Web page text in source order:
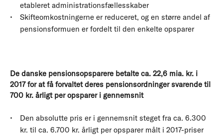
etableret administrationsfællesskaber
Skifteomkostningerne er reduceret, og en større andel af
pensionsformuen er fordelt til den enkelte opsparer
De danske pensionsopsparere betalte ca. 22,6 mia. kr. i
2017 for at få forvaltet deres pensionsordningersvarende til
700 kr. årligt per opsparer i gennemsnit
Den absolutte pris er i gennemsnit steget fra ca. 6.300
kr. til ca. 6.700 kr. årligt per opsparer målt i 2017-priser